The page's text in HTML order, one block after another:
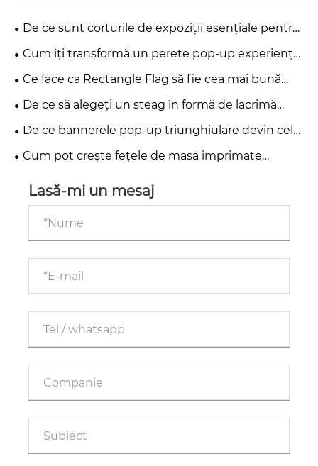
De ce sunt corturile de expoziții esențiale pentru
promovarea de succes a mărcii?
Cum îți transformă un perete pop-up experiența
de marketing și eveniment?
Ce face ca Rectangle Flag să fie cea mai bună
alegere pentru publicitate și branding modern?
De ce să alegeți un steag în formă de lacrimă
pentru promovarea afacerii dvs.?
De ce bannerele pop-up triunghiulare devin cel
mai eficient instrument de publicitate în aer liber
pentru evenimente și promoții
Cum pot crește fețele de masă imprimate
Lasă-mi un mesaj